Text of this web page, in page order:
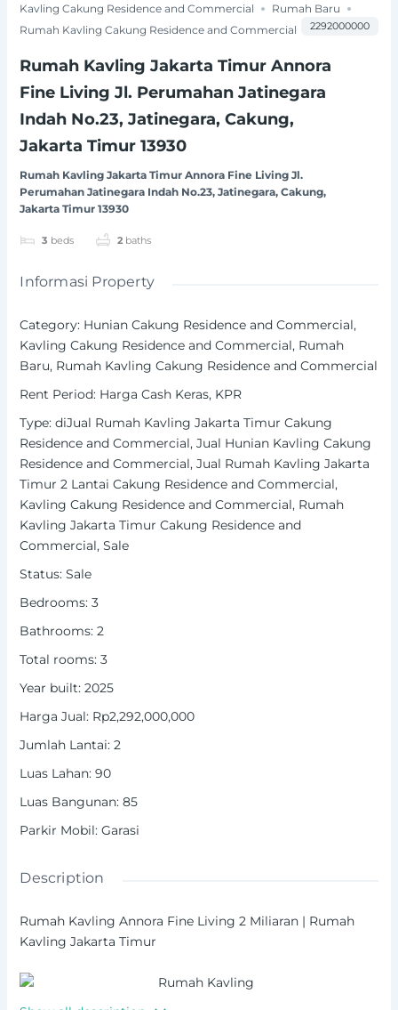
Kavling Cakung Residence and Commercial
Rumah Baru
Rumah Kavling Cakung Residence and Commercial
Rumah Kavling Jakarta Timur Annora
Fine Living Jl. Perumahan Jatinegara
Indah No.23, Jatinegara, Cakung,
Jakarta Timur 13930
Rumah Kavling Jakarta Timur Annora Fine Living Jl.
Perumahan Jatinegara Indah No.23, Jatinegara, Cakung,
Jakarta Timur 13930
3 beds 2 baths
2292000000
Informasi Property
Category: Hunian Cakung Residence and Commercial,
Kavling Cakung Residence and Commercial, Rumah
Baru, Rumah Kavling Cakung Residence and Commercial
Rent Period: Harga Cash Keras, KPR
Type: diJual Rumah Kavling Jakarta Timur Cakung
Residence and Commercial,Jual Hunian Kavling Cakung
Residence and Commercial,Jual Rumah Kavling Jakarta
Timur 2 Lantai Cakung Residence and Commercial,
Kavling Cakung Residence and Commercial, Rumah
Kavling Jakarta Timur Cakung Residence and
Commercial,Sale
Status: Sale
Bedrooms: 3
Bathrooms: 2
Total rooms: 3
Year built: 2025
Harga Jual: Rp2,292,000,000
Jumlah Lantai: 2
Luas Lahan: 90
Luas Bangunan: 85
Parkir Mobil: Garasi
Description
Rumah Kavling Annora Fine Living 2 Miliaran | Rumah
Kavling Jakarta Timur